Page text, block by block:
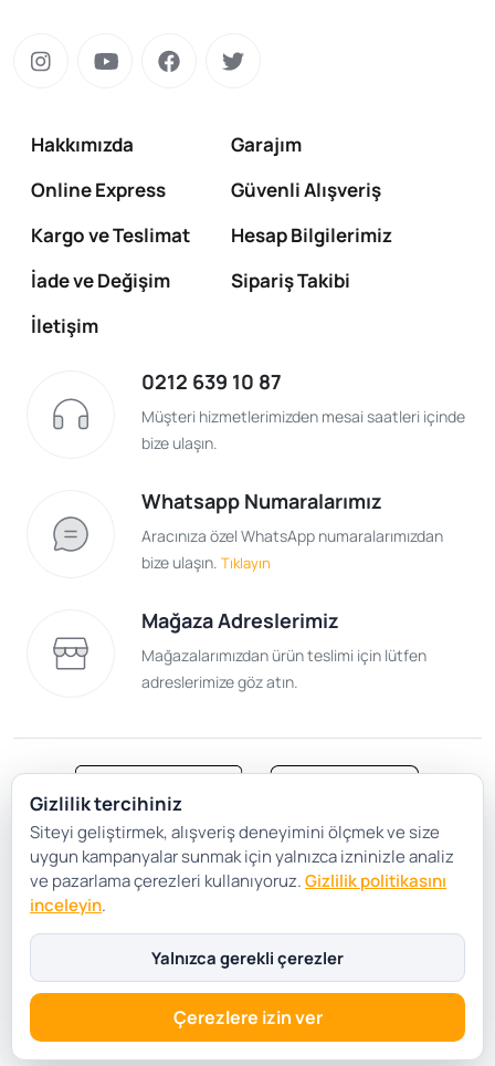
Hakkımızda
Garajım
Online Express
Güvenli Alışveriş
Kargo ve Teslimat
Hesap Bilgilerimiz
İade ve Değişim
Sipariş Takibi
İletişim
0212 639 10 87
Müşteri hizmetlerimizden mesai saatleri içinde
bize ulaşın.
Whatsapp Numaralarımız
Aracınıza özel WhatsApp numaralarımızdan
bize ulaşın. Tıklayın
Mağaza Adreslerimiz
Mağazalarımızdan ürün teslimi için lütfen
adreslerimize göz atın.
Satış Sözleşmesi
Gizlilik ve Güvenlik
Gizlilik Politikası
Çerez Tercihleri
Gizlilik tercihiniz
Siteyi geliştirmek, alışveriş deneyimini ölçmek ve size
uygun kampanyalar sunmak için yalnızca izninizle analiz
ve pazarlama çerezleri kullanıyoruz.Gizlilik politikasını
inceleyin.
Yalnızca gerekli çerezler
Çerezlere izin ver